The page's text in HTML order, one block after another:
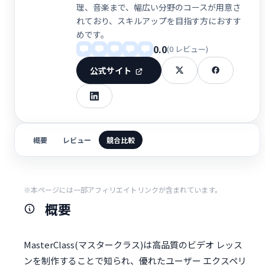
理、音楽まで、幅広い分野のコースが用意さ
れており、スキルアップを目指す方におすす
めです。
0.0(0 レビュー)
公式サイト
概要 レビュー 競合比較
※本ページには一部アフィリエイトリンクが含まれています。
概要
MasterClass(マスタークラス)は高品質のビデオ レッス
ンを制作することで知られ、優れたユーザー エクスペリ